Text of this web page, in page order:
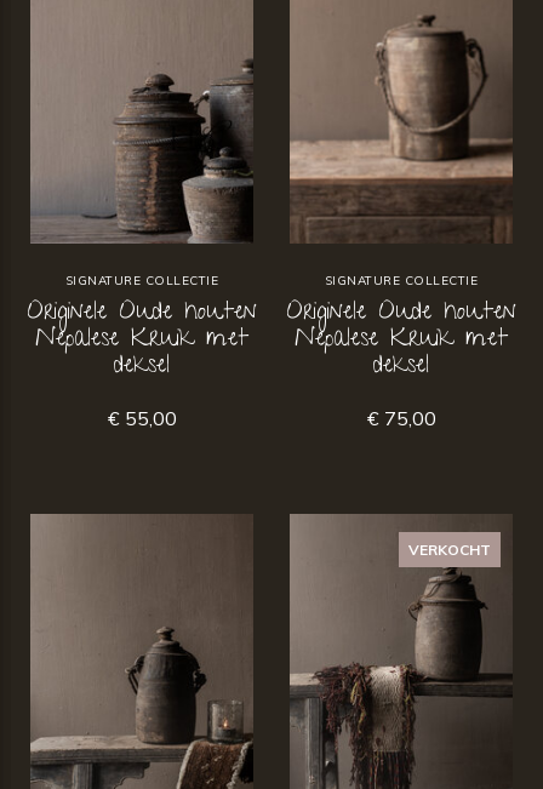
SIGNATURE COLLECTIE
Originele Oude houten
Nepalese Kruik met
deksel
€ 55,00
SIGNATURE COLLECTIE
Originele Oude houten
Nepalese Kruik met
deksel
€ 75,00
VERKOCHT